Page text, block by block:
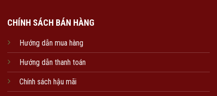
CHÍNH SÁCH BÁN HÀNG
Hướng dẫn mua hàng
Hướng dẫn thanh toán
Chính sách hậu mãi